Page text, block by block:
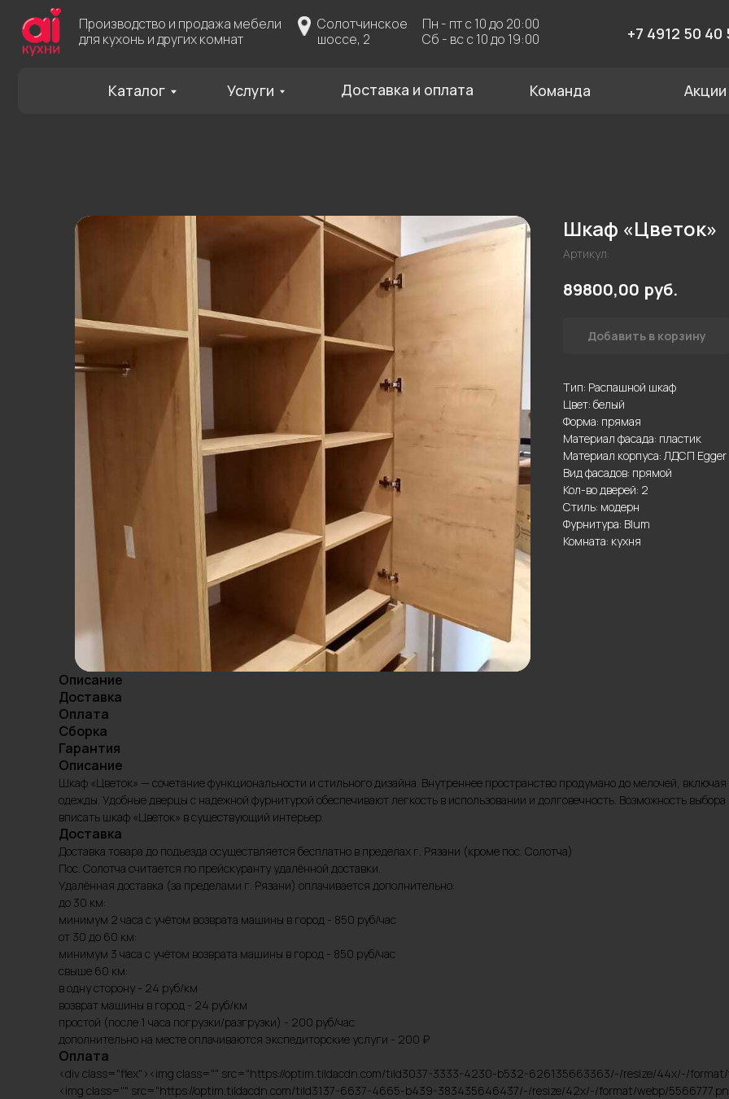
Производство и продажа мебели
для кухонь и других комнат
Солотчинское
шоссе, 2
+7 4912 50 40 50
Пн - пт с 10 до 20:00
Сб - вс с 10 до 19:00
Шкаф «Цветок»
Артикул:
89800,00 руб.
Добавить в корзину
Тип: Распашной шкаф
Цвет: белый
Форма: прямая
Материал фасада: пластик
Материал корпуса: ЛДСП
Вид фасадов: прямой
Кол-во дверей: 2
Стиль: модерн
Фурнитура: Blum
Комната: кухня
Описание
Доставка
Оплата
Сборка
Гарантия
Описание
Шкаф «Цветок» — сочетание функциональности и стильного дизайна. Внутреннее пространство продумано до мелочей,
одежды. Удобные дверцы с надежной фурнитурой обеспечивают легкость в использовании и долговечность. Возможность
вписать шкаф «Цветок» в существующий интерьер.
Доставка
Доставка товара до подъезда осуществляется бесплатно в пределах г. Рязани (кроме пос. Солотча)
Пос. Солотча считается по прейскуранту удалённой доставки.
Удалённая доставка (за пределами г. Рязани) оплачивается дополнительно:
до 30 км:
минимум 2 часа с учётом возврата машины в город - 850 руб/час
от 30 до 60 км:
минимум 3 часа с учётом возврата машины в город - 850 руб/час
свыше 60 км:
в одну сторону - 24 руб/км
возврат машины в город - 24 руб/км
простой (после 1 часа погрузки/разгрузки) - 200 руб/час
дополнительно на месте оплачиваются экспедиторские услуги - 200 ₽
Оплата
<div class="flex"><img class="" src="https://optim.tildacdn.com/tild3037-3333-4230-b532-626135663363/-/resize/44x/-/
<img class="" src="https://optim.tildacdn.com/tild3137-6637-4665-b439-383435646437/-/resize/42x/-/format/webp/